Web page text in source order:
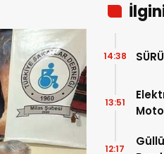
14:38
13:51
12:17